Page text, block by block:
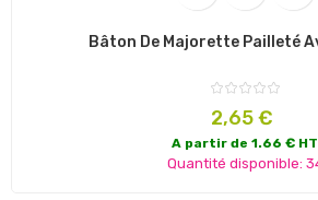
Bâton De Majorette Pailleté
Prix
2,65 €
A partir de 1.66 € HT
Quantité disponible: